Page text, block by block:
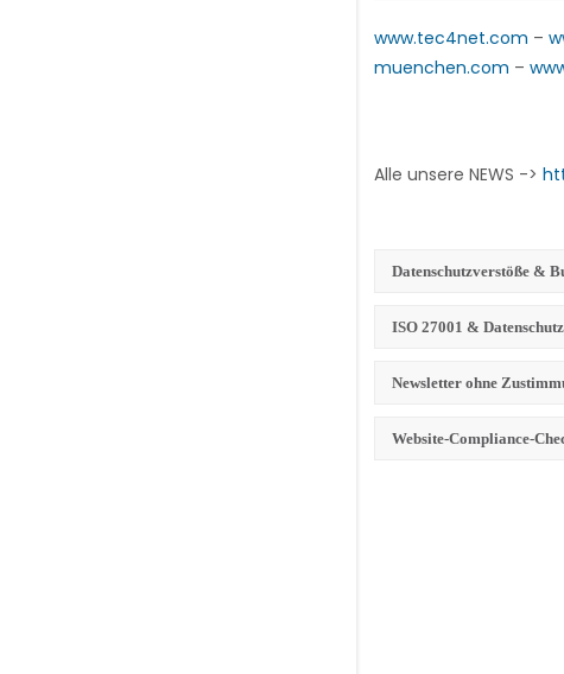
www.tec4net.com –
muenchen.com –
Alle unsere NEWS ->
Datenschutzverstöße &
ISO 27001 &
Newsletter ohne
Website-Compliance-